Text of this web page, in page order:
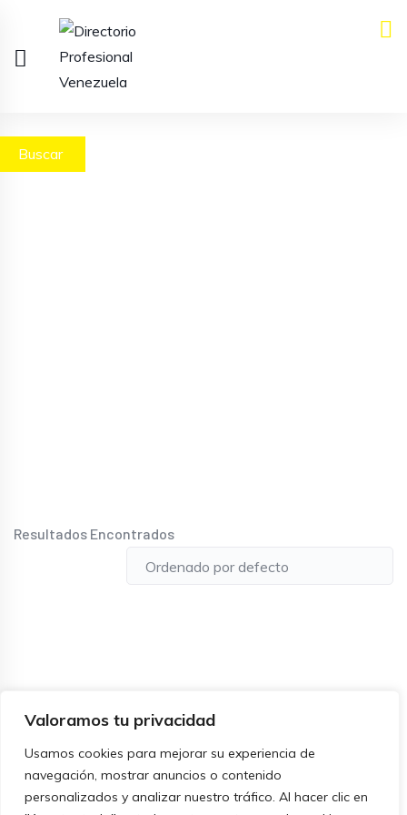
Valoramos tu privacidad
Usamos cookies para mejorar su experiencia de
navegación, mostrar anuncios o contenido
personalizados y analizar nuestro tráfico. Al hacer clic en
Buscar
Resultados Encontrados